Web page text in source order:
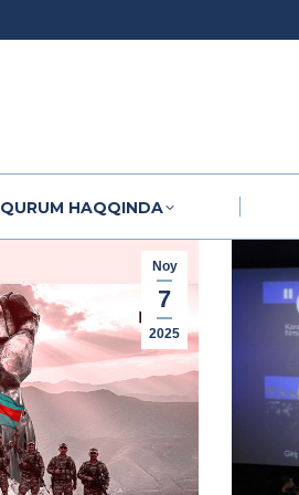
QURUM HAQQINDA
Noy
7
2025